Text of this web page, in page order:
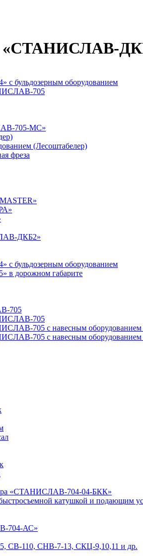
«СТАНИСЛАВ-
бульдозерным оборудованием
705
705-МС»
(Лесоштабелер)
фреза
ДКБ2»
бульдозерным оборудованием
в дорожном габарите
705
705
705 с навесным оборудованием
705 с навесным оборудованием
«СТАНИСЛАВ-704-04-БКК»
катушкой и подающим
704-АС»
СВ-110, СНВ-7-13, СКЦ-9,10,11 и др.